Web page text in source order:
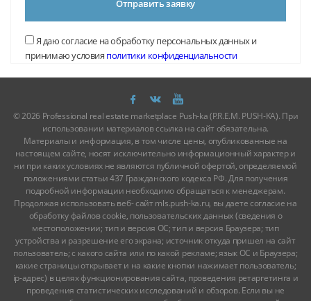
Отправить заявку
Я даю согласие на обработку персональных данных и
принимаю условия политики конфиденциальности
© 2026 Professional real estate marketplace Push-ka (P.R.E.M. PUSH-KA). При
использовании материалов ссылка на сайт обязательна.
Материалы и информация, в том числе цены, опубликованные на
настоящем сайте, носят исключительно информационный характер и
ни при каких условиях не являются публичной офертой, определяемой
положениями статьи 437 Гражданского кодекса РФ. Для получения
подробной информации необходимо обращаться к менеджерам.
Продолжая использовать веб- сайт mls.push-ka.ru, вы даете согласие на
обработку файлов cookie, пользовательских данных (сведения о
местоположении; тип и версия ОС; тип и версия Браузера; тип
устройства и разрешение его экрана; источник откуда пришел на сайт
пользователь; с какого сайта или по какой рекламе; язык ОС и Браузера;
какие страницы открывает и на какие кнопки нажимает пользователь;
ip-адрес) в целях функционирования сайта, проведения ретаргетинга и
проведения статистических исследований и обзоров. Если вы не